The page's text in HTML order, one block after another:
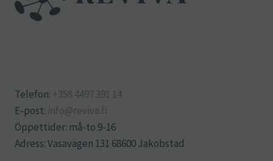
Telefon: +358 4497 391 14
E-post: info@reviva.fi
Öppettider: må-to 9-16
Adress: Vasavägen 131 68600 Jakobstad